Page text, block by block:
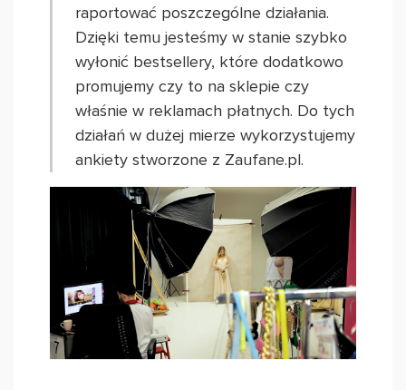
raportować poszczególne działania.
Dzięki temu jesteśmy w stanie szybko
wyłonić bestsellery, które dodatkowo
promujemy czy to na sklepie czy
właśnie w reklamach płatnych. Do tych
działań w dużej mierze wykorzystujemy
ankiety stworzone z Zaufane.pl.